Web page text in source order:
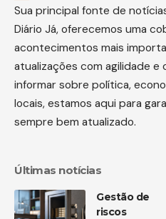
Sua principal fonte de
Diário Já, oferecemos uma
acontecimentos mais
atualizações com agilidade e
informar sobre política,
locais, estamos aqui para
sempre bem atualizado.
Últimas notícias
Gestão de
riscos